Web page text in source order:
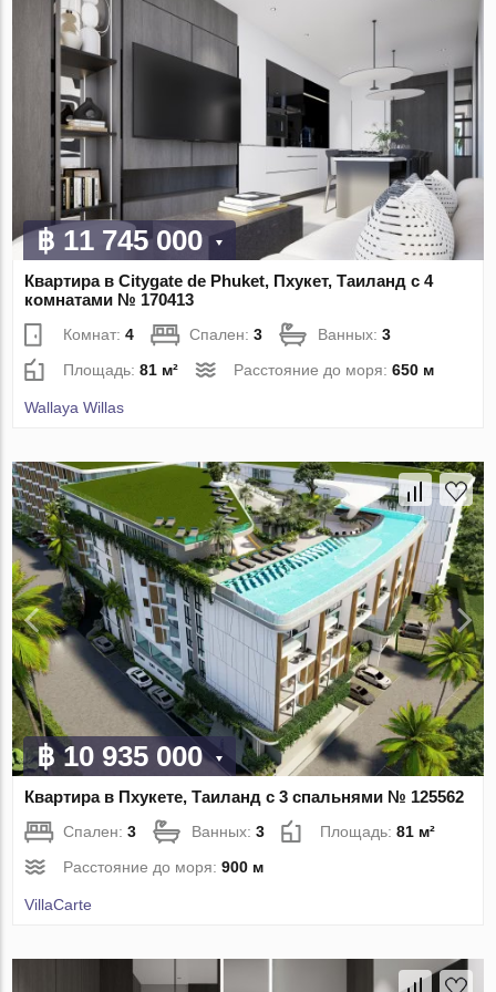
฿ 11 745 000
Квартира в Citygate de Phuket, Пхукет, Таиланд с 4
комнатами № 170413
Комнат:4 Спален:3 Ванных:3
Площадь:81 м² Расстояние до моря:650 м
Wallaya Willas
฿ 10 935 000
Квартира в Пхукете, Таиланд с 3 спальнями № 125562
Спален:3 Ванных:3 Площадь:81 м²
Расстояние до моря:900 м
VillaСarte